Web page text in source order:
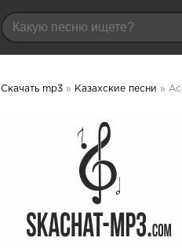
Скачать mp3 » Казахские песни »